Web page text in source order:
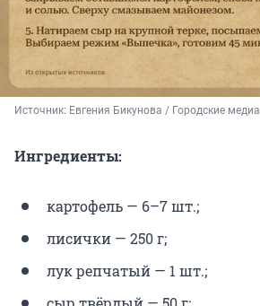
Источник: Евгения Бикунова / Городские медиа
Ингредиенты:
картофель — 6–7 шт.;
лисички — 250 г;
лук репчатый — 1 шт.;